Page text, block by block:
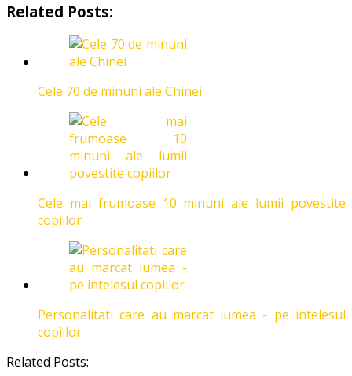
Related Posts:
Cele 70 de minuni ale Chinei
Cele mai frumoase 10 minuni ale lumii povestite
copiilor
Personalitati care au marcat lumea - pe intelesul
copiilor
Related Posts: